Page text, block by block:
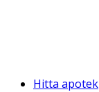
Hitta apotek